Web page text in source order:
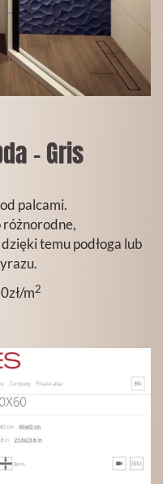
- Gris
palcami.
różnorodne,
temu podłoga lub
m2